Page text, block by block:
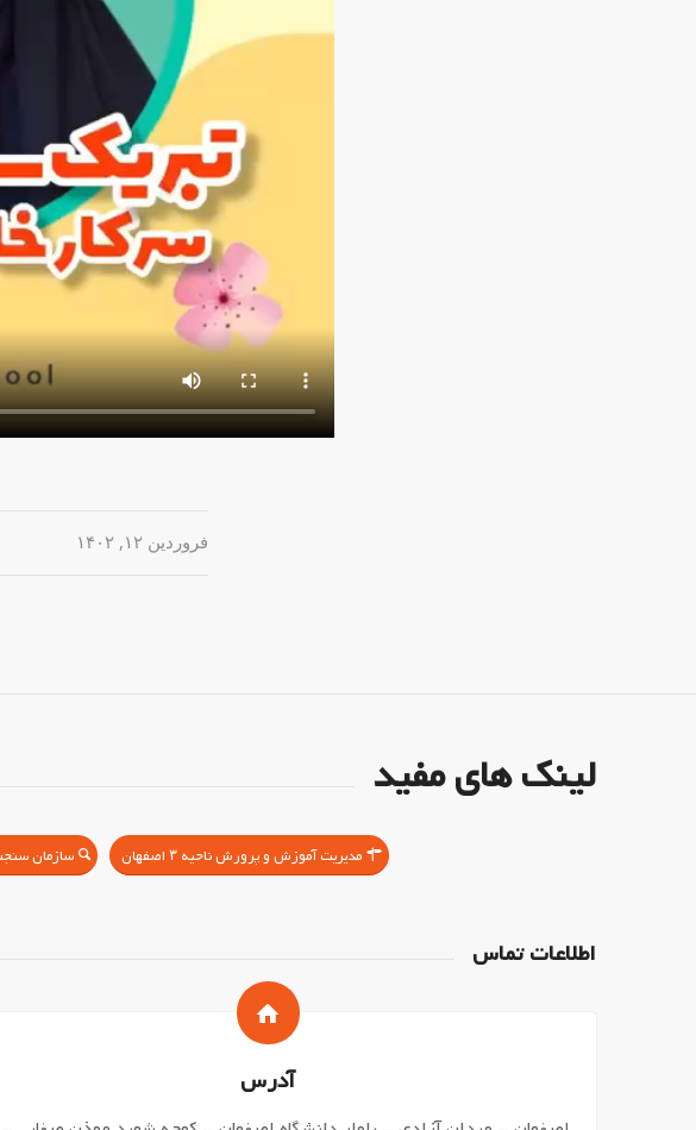
فروردین ۱۲, ۱۴۰۲
لینک های مفید
مدیریت آموزش و پرورش ناحیه ۳ اصفهان سازمان
اطلاعات تماس
آدرس